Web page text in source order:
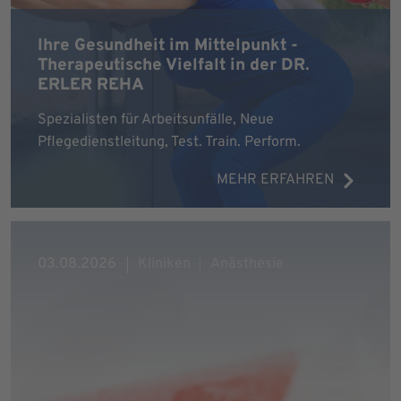
Ihre Gesundheit im Mittelpunkt -
Therapeutische Vielfalt in der DR.
ERLER REHA
Spezialisten für Arbeitsunfälle, Neue
Pflegedienstleitung, Test. Train. Perform.
MEHR ERFAHREN